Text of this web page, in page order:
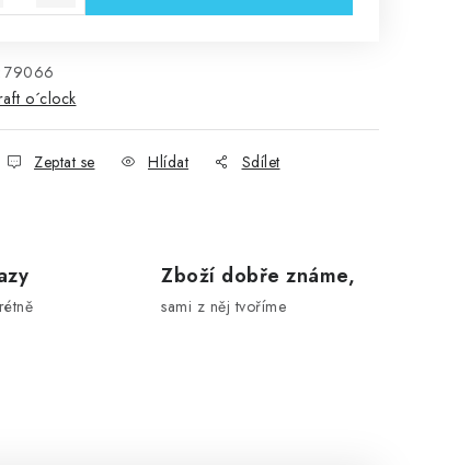
79066
o´clock
Zeptat se Hlídat Sdílet
Zboží dobře známe,
sami z něj tvoříme